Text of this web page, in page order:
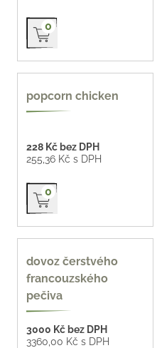
Přidat do košíku
0
popcorn chicken
228 Kč bez DPH
255,36 Kč s DPH
Přidat do košíku
0
na míru
dovoz čerstvého
francouzského
pečiva
3000 Kč bez DPH
3360,00 Kč s DPH